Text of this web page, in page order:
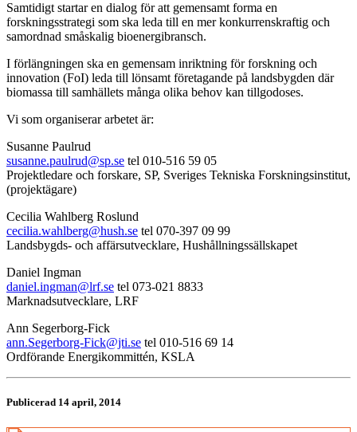
Samtidigt startar en dialog för att gemensamt forma en
forskningsstrategi som ska leda till en mer konkurrenskraftig och
samordnad småskalig bioenergibransch.
I förlängningen ska en gemensam inriktning för forskning och
innovation (FoI) leda till lönsamt företagande på landsbygden där
biomassa till samhällets många olika behov kan tillgodoses.
Vi som organiserar arbetet är:
Susanne Paulrud
susanne.paulrud@sp.se tel 010-516 59 05
Projektledare och forskare, SP, Sveriges Tekniska Forskningsinstitut,
(projektägare)
Cecilia Wahlberg Roslund
cecilia.wahlberg@hush.se tel 070-397 09 99
Landsbygds- och affärsutvecklare, Hushållningssällskapet
Daniel Ingman
daniel.ingman@lrf.se tel 073-021 8833
Marknadsutvecklare, LRF
Ann Segerborg-Fick
ann.Segerborg-Fick@jti.se tel 010-516 69 14
Ordförande Energikommittén, KSLA
Publicerad 14 april, 2014